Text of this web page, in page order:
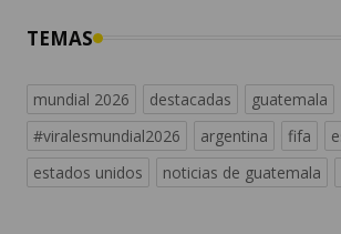
TEMAS
mundial 2026 destacadas guatemala
#viralesmundial2026
argentina fifa
estados unidos
noticias de guatemala